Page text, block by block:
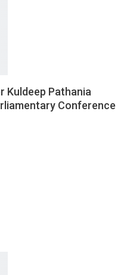
Kuldeep Pathania
Conference